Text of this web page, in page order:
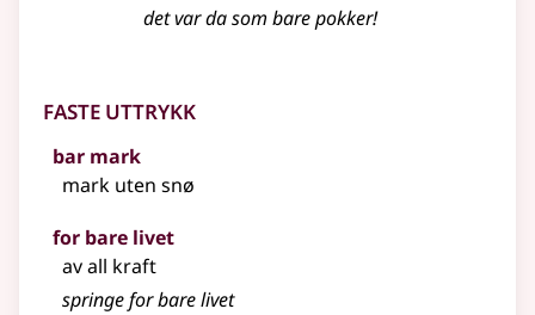
det var da som barepokker!
Faste uttrykk
bar mark
mark uten snø
for bare livet
av all kraft
springe for bare livet